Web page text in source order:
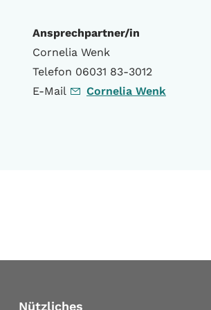
Ansprechpartner/in
Cornelia Wenk
Telefon 06031 83-3012
E-Mail
Cornelia Wenk
Nützliches